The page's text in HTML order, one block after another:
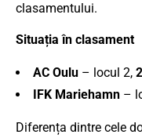
clasamentului.
Situația în clasament
AC Oulu – locul 2,
IFK Mariehamn –
Diferența dintre cele